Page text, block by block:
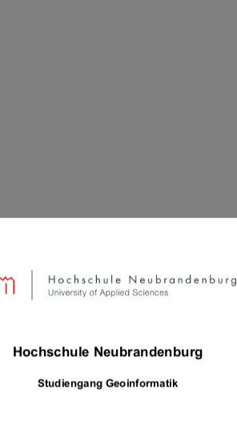

Hochschule Neubrandenburg
Studiengang Geoinformatik